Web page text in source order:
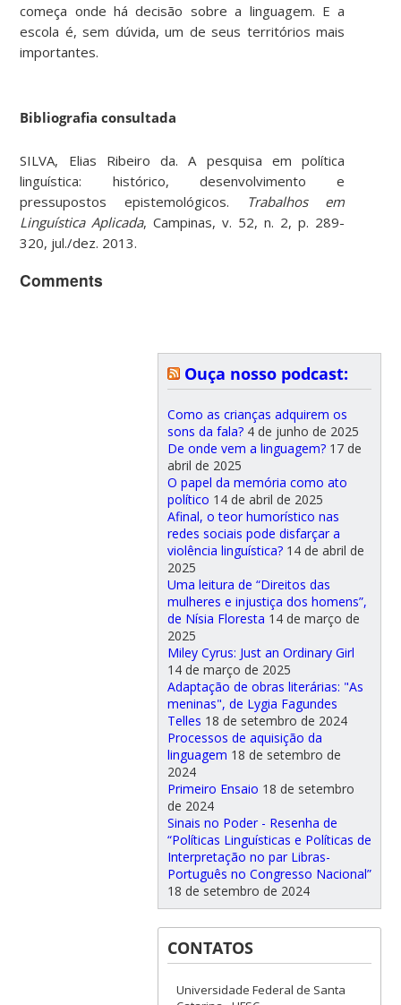
começa onde há decisão sobre a linguagem. E a
escola é, sem dúvida, um de seus territórios mais
importantes.
Bibliografia consultada
SILVA, Elias Ribeiro da. A pesquisa em política
linguística: histórico, desenvolvimento e
pressupostos epistemológicos.
Trabalhos em
Linguística Aplicada, Campinas, v. 52, n. 2, p. 289-
320, jul./dez. 2013.
Comments
Ouça nosso podcast:
Como as crianças adquirem os
sons da fala? 4 de junho de 2025
De onde vem a linguagem? 17 de
abril de 2025
O papel da memória como ato
político 14 de abril de 2025
Afinal, o teor humorístico nas
redes sociais pode disfarçar a
violência linguística? 14 de abril de
2025
Uma leitura de “Direitos das
mulheres e injustiça dos homens”,
de Nísia Floresta 14 de março de
2025
Miley Cyrus: Just an Ordinary Girl
14 de março de 2025
Adaptação de obras literárias: "As
meninas", de Lygia Fagundes
Telles 18 de setembro de 2024
Processos de aquisição da
linguagem 18 de setembro de
2024
Primeiro Ensaio 18 de setembro
de 2024
Sinais no Poder - Resenha de
“Políticas Linguísticas e Políticas de
Interpretação no par Libras-
Português no Congresso Nacional”
18 de setembro de 2024
CONTATOS
Universidade Federal de Santa